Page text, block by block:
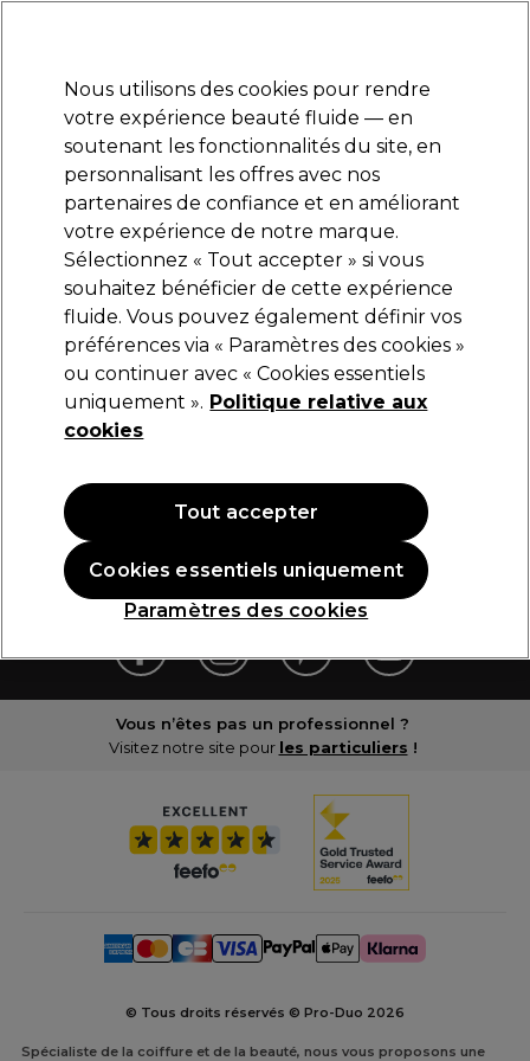
Se connecter
Marques Bons plans Coiffure Electro et Matériel
Livraison et délais
lire la suite
Trouver un Magasin
Aide et support Client
À propos de Pro-Duo
Nos Offres
Contact
Vous n’êtes pas un professionnel ?
Visitez notre site pour les particuliers !
© Tous droits réservés © Pro-Duo 2026
Spécialiste de la coiffure et de la beauté, nous vous proposons une
Nous utilisons des cookies pour rendre
votre expérience beauté fluide — en
soutenant les fonctionnalités du site, en
personnalisant les offres avec nos
partenaires de confiance et en améliorant
votre expérience de notre marque.
Sélectionnez « Tout accepter » si vous
souhaitez bénéficier de cette expérience
fluide. Vous pouvez également définir vos
préférences via « Paramètres des cookies »
ou continuer avec « Cookies essentiels
uniquement ». Politique relative aux
cookies
Paramètres des cookies
Cookies essentiels uniquement
Tout accepter